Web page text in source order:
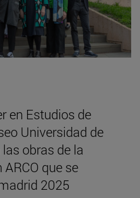
en Estudios de
Universidad de
obras de la
que se
2025